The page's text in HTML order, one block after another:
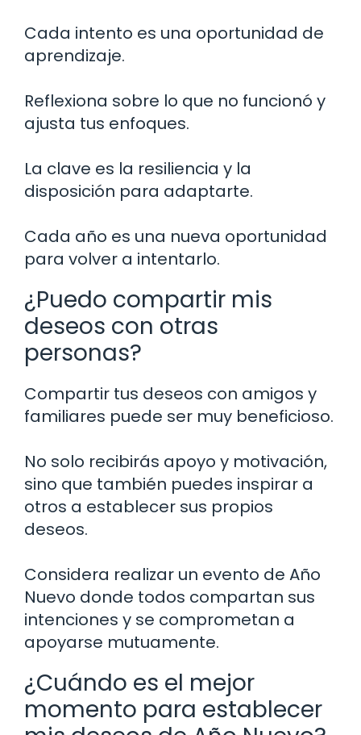
Cada intento es una oportunidad de
aprendizaje.
Reflexiona sobre lo que no funcionó y
ajusta tus enfoques.
La clave es la resiliencia y la
disposición para adaptarte.
Cada año es una nueva oportunidad
para volver a intentarlo.
¿Puedo compartir mis
deseos con otras
personas?
Compartir tus deseos con amigos y
familiares puede ser muy beneficioso.
No solo recibirás apoyo y motivación,
sino que también puedes inspirar a
otros a establecer sus propios
deseos.
Considera realizar un evento de Año
Nuevo donde todos compartan sus
intenciones y se comprometan a
apoyarse mutuamente.
¿Cuándo es el mejor
momento para establecer